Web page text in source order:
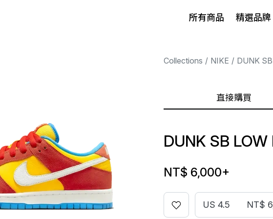
所有商品 精選品牌
Collections NIKE DUNK
直接購買
DUNK SB
NT$ 6,000+
US 4.5 NT$